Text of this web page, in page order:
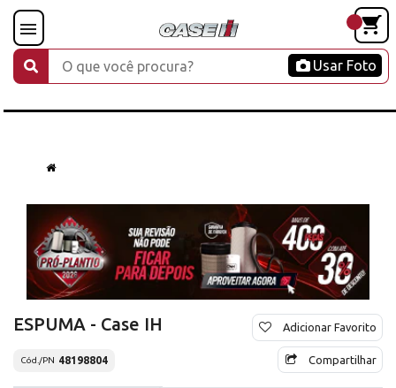
Usar Foto
ESPUMA - Case IH
Cód./PN 48198804
Adicionar Favorito
Compartilhar